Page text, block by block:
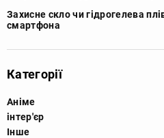
Захисне скло чи гідрогелева
смартфона
Категорії
Аніме
інтер'єр
Інше